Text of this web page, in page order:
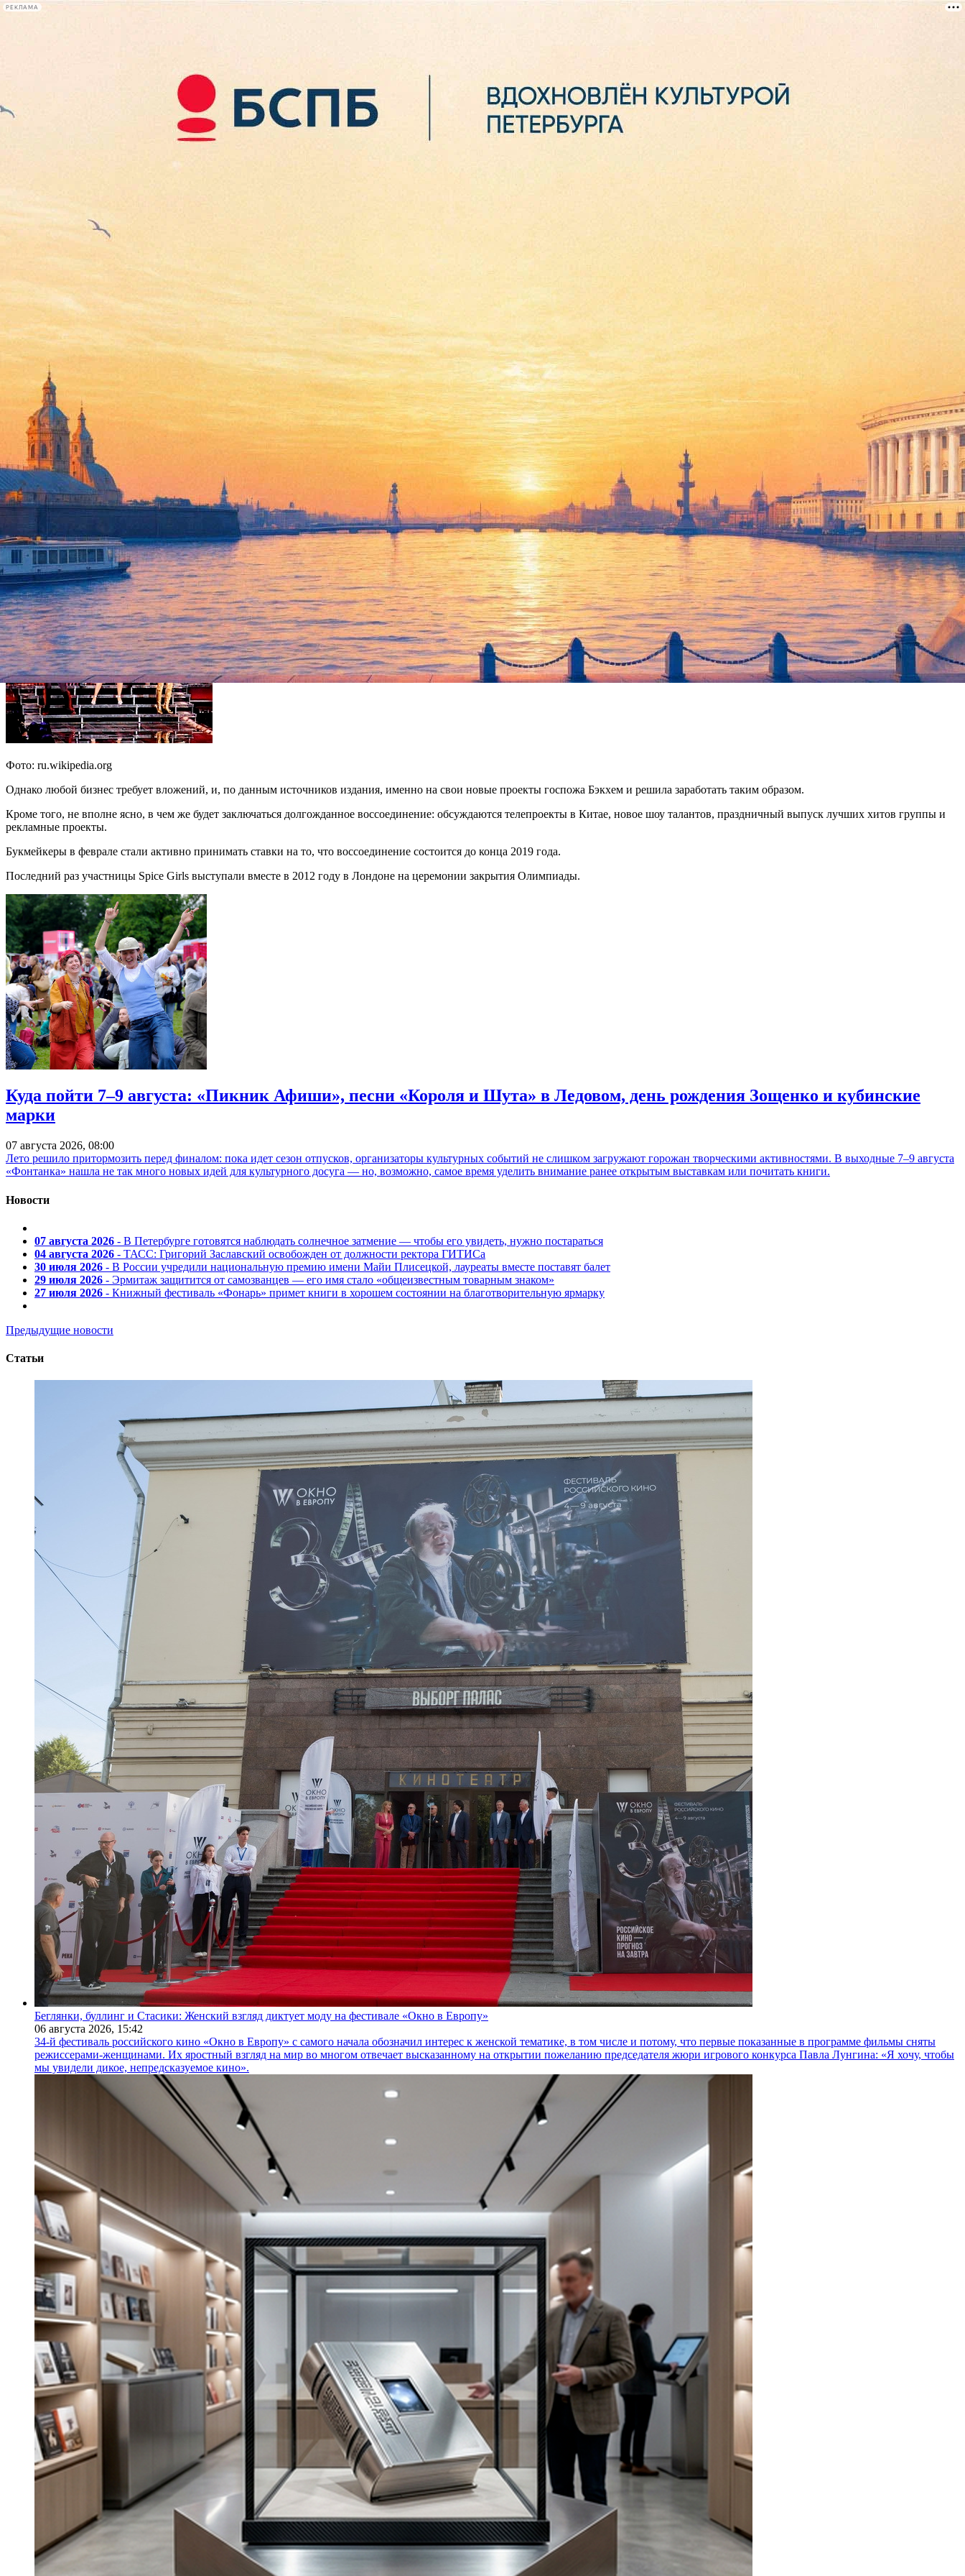
РЕКЛАМА
лекции
книги
Таблоиды узнали о возможном воссоединении Spice Girls
02 февраля 2018,
Британские таблоиды со ссылкой на
пишут, что многолетний слух о грядущем воссоединении легендарной группы 1990-х Spice Girls, наконец, стал близок к реальности. И это
несмотря на то, что строптивая Виктория Бэкхэм или, как ее называли во время популярности группы, Posh Spice, еще в минувшем ноябре отрицала возможность реюниона в ближайшее
время.
По данным газеты, воссоединение все-таки произойдет, и пять экс-участниц коллектива получат за него по 10 миллионов долларов каждая, однако с рядом серьезных оговорок. Главная из
которых состоит в том, что Виктория не будет петь. Таково было условие звезды, сделавшей с тех пор карьеру дизайнера модной одежды.
Фото: ru.wikipedia.org
Однако любой бизнес требует вложений, и, по данным источников издания, именно на свои новые проекты госпожа Бэкхем и решила заработать таким образом.
Кроме того, не вполне ясно, в чем же будет заключаться долгожданное воссоединение: обсуждаются телепроекты в Китае, новое шоу талантов, праздничный выпуск лучших хитов группы и
рекламные проекты.
Букмейкеры в феврале стали активно принимать ставки на то, что воссоединение состоится до конца 2019 года.
Последний раз участницы Spice Girls выступали вместе в 2012 году в Лондоне на церемонии закрытия Олимпиады.
Куда пойти 7–9 августа: «Пикник Афиши», песни «Короля и Шута» в Ледовом, день рождения Зощенко и кубинские
марки
07 августа 2026, 08:00
Лето решило притормозить перед финалом: пока идет сезон отпусков, организаторы культурных событий не слишком загружают горожан творческими активностями. В выходные 7–9 августа
«Фонтанка» нашла не так много новых идей для культурного досуга — но, возможно, самое время уделить внимание ранее открытым выставкам или почитать книги.
Новости
07 августа 2026 - В Петербурге готовятся наблюдать солнечное затмение — чтобы его увидеть, нужно постараться
04 августа 2026 - ТАСС: Григорий Заславский освобожден от должности ректора ГИТИСа
30 июля 2026 - В России учредили национальную премию имени Майи Плисецкой, лауреаты вместе поставят балет
29 июля 2026 - Эрмитаж защитится от самозванцев — его имя стало «общеизвестным товарным знаком»
27 июля 2026 - Книжный фестиваль «Фонарь» примет книги в хорошем состоянии на благотворительную ярмарку
Предыдущие новости
Статьи
Беглянки, буллинг и Стасики: Женский взгляд диктует моду на фестивале «Окно в Европу»
06 августа 2026, 15:42
34-й фестиваль российского кино «Окно в Европу» с самого начала обозначил интерес к женской тематике, в том числе и потому, что первые показанные в программе фильмы сняты
режиссерами-женщинами. Их яростный взгляд на мир во многом отвечает высказанному на открытии пожеланию председателя жюри игрового конкурса Павла Лунгина: «Я хочу, чтобы
мы увидели дикое, непредсказуемое кино».